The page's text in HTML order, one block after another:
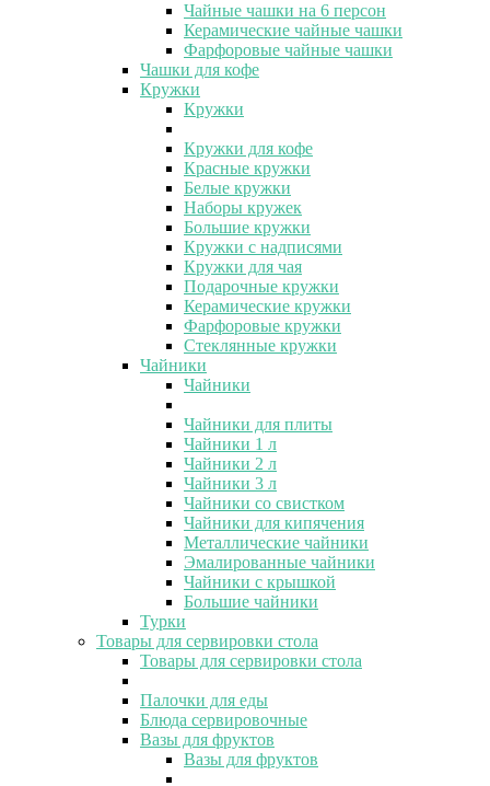
Чайные чашки на 6 персон
Керамические чайные чашки
Фарфоровые чайные чашки
Чашки для кофе
Кружки
Кружки
Кружки для кофе
Красные кружки
Белые кружки
Наборы кружек
Большие кружки
Кружки с надписями
Кружки для чая
Подарочные кружки
Керамические кружки
Фарфоровые кружки
Стеклянные кружки
Чайники
Чайники
Чайники для плиты
Чайники 1 л
Чайники 2 л
Чайники 3 л
Чайники со свистком
Чайники для кипячения
Металлические чайники
Эмалированные чайники
Чайники с крышкой
Большие чайники
Турки
Товары для сервировки стола
Товары для сервировки стола
Палочки для еды
Блюда сервировочные
Вазы для фруктов
Вазы для фруктов